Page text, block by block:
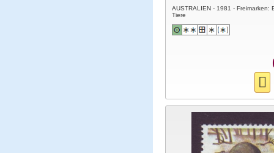
AUSTRALIEN - 1981 - Freimarken:
Tiere